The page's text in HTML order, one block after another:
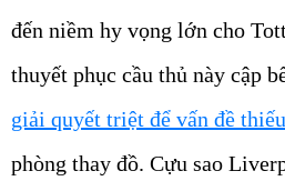
đến niềm hy vọng lớn cho
thuyết phục cầu thủ này cập
giải quyết triệt để vấn đề
phòng thay đồ. Cựu sao